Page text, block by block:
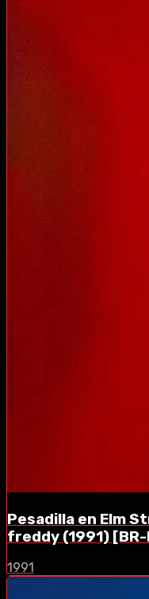
Pesadilla en Elm
freddy (1991)
1991